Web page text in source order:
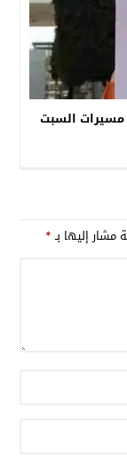
مسيرات السبت
مشار إليها بـ*